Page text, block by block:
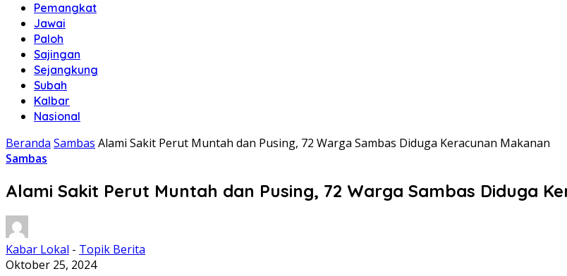
Pemangkat
Jawai
Paloh
Sajingan
Sejangkung
Subah
Kalbar
Nasional
Beranda Sambas Alami Sakit Perut Muntah dan Pusing, 72 Warga Sambas Diduga Keracunan Makanan
Sambas
Alami Sakit Perut Muntah dan Pusing, 72 Warga Sambas Diduga
Kabar Lokal - Topik Berita
Oktober 25, 2024